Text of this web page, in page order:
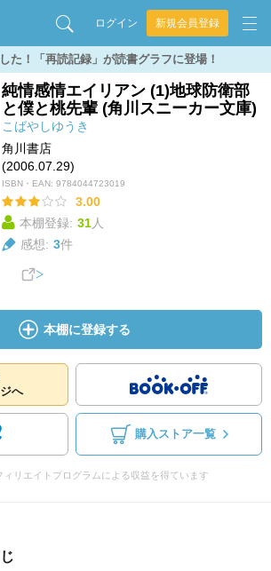
ログイン 新規会員登録
た！「再読記録」が読書グラフに登場！
純情感情エイリアン (1)地球防衛部
と僕と桃先輩 (角川スニーカー文庫)
こばやしゆうき
角川書店
(2006.07.29)
ISBN・EAN: 9784044723019
3.00
本棚登録: 31人
感想: 3件
本棚に登録する
へ
購入ストア一覧
ィリエイトプログラムによる収益を得ています